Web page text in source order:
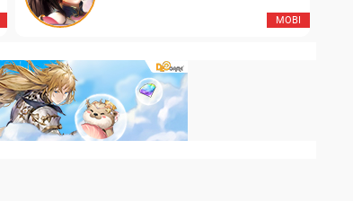
MOBI